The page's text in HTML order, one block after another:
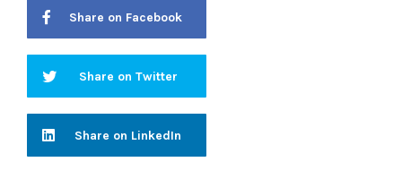
Share on Facebook
Share on Twitter
Share on LinkedIn